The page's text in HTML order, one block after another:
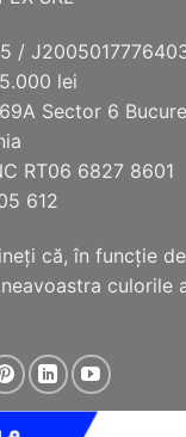
/
lei
Sector 6
RT06 6827 8601
612
că, în funcţie
culorile